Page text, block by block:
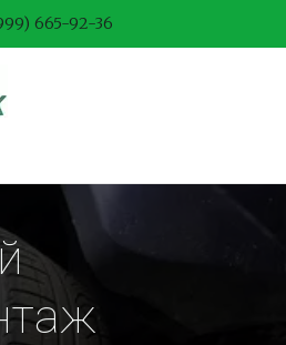
665-92-36